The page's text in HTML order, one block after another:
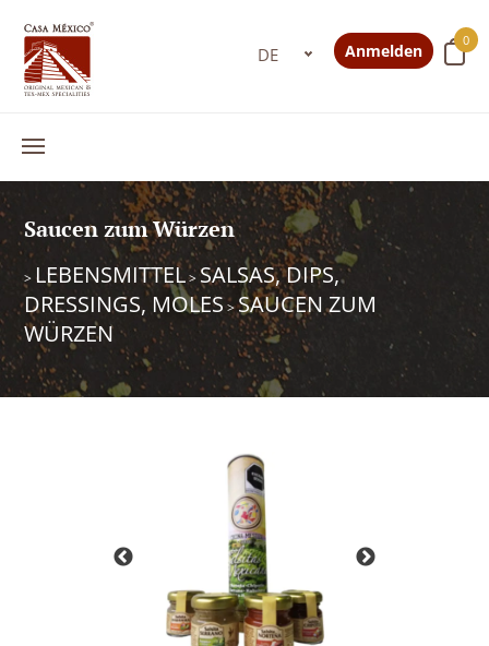
0
Anmelden
Saucen zum Würzen
> LEBENSMITTEL> SALSAS, DIPS,
DRESSINGS, MOLES >SAUCEN ZUM
WÜRZEN